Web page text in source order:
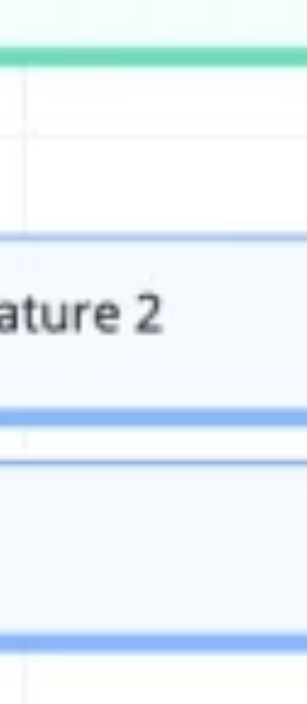
Presentaciones y diapositivas